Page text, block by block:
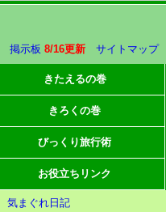
掲示板 8/16更新 サイトマップ
きたえるの巻
きろくの巻
びっくり旅行術
お役立ちリンク
気まぐれ日記